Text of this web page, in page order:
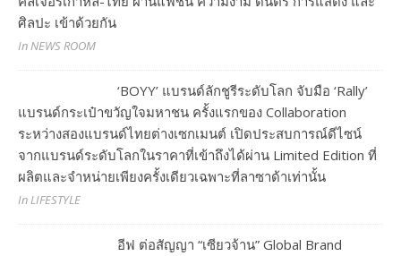
ศิลปะ เข้าด้วยกัน
In NEWS ROOM
‘BOYY’ แบรนด์ลักชูรีระดับโลก จับมือ ‘Rally’
แบรนด์กระเป๋าขวัญใจมหาชน ครั้งแรกของ Collaboration
ระหว่างสองแบรนด์ไทยต่างเซกเมนต์ เปิดประสบการณ์ดีไซน์
จากแบรนด์ระดับโลกในราคาที่เข้าถึงได้ผ่าน Limited Edition ที่
ผลิตและจำหน่ายเพียงครั้งเดียวเฉพาะที่ลาซาด้าเท่านั้น
In LIFESTYLE
อีฟ ต่อสัญญา “เซียวจ้าน” Global Brand